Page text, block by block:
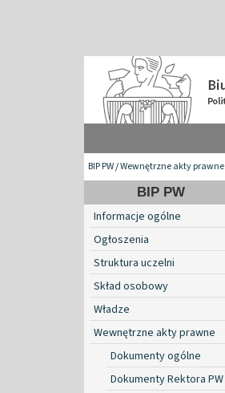
BIP PW/Wewnętrzne akty prawne
BIP PW
Informacje ogólne
Ogłoszenia
Struktura uczelni
Skład osobowy
Władze
Wewnętrzne akty prawne
Dokumenty ogólne
Dokumenty Rektora PW